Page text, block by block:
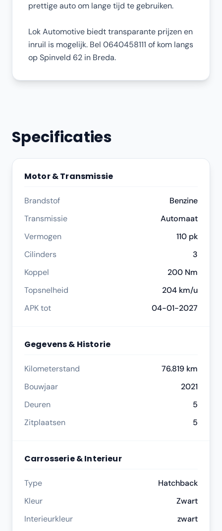
prettige auto om lange tijd te gebruiken.
Lok Automotive biedt transparante prijzen en
inruil is mogelijk. Bel 0640458111 of kom langs
op Spinveld 62 in Breda.
Specificaties
Motor & Transmissie
Brandstof
Benzine
Transmissie
Automaat
Vermogen
110 pk
Cilinders
3
Koppel
200 Nm
Topsnelheid
204 km/u
APK tot
04-01-2027
Gegevens & Historie
Kilometerstand
76.819 km
Bouwjaar
2021
Deuren
5
Zitplaatsen
5
Carrosserie & Interieur
Type
Hatchback
Kleur
Zwart
Interieurkleur
zwart